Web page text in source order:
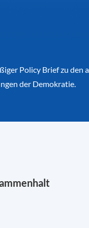
Policy Brief zu den
der Demokratie.